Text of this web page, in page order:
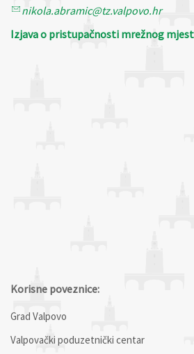
nikola.abramic@tz.valpovo.hr
Izjava o pristupačnosti mrežnog
Korisne poveznice:
Grad Valpovo
Valpovački poduzetnički centar